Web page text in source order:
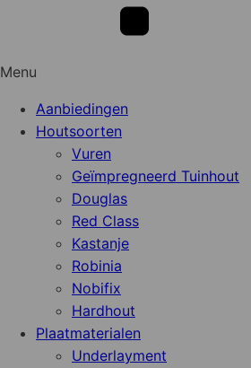
Menu
Aanbiedingen
Houtsoorten
Vuren
Geïmpregneerd Tuinhout
Douglas
Red Class
Kastanje
Robinia
Nobifix
Hardhout
Plaatmaterialen
Underlayment